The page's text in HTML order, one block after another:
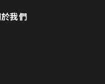
我們